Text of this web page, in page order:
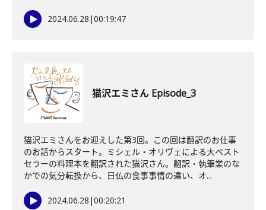
2024.06.28 |00:19:47
猫沢エミさん Episode_3
猫沢エミさんをお迎えした第3回。この回は翻訳のお仕事
のお話からスタート。ミシェル・オリヴェによる大ベスト
セラーの料理本を翻訳された猫沢さん。翻訳・執筆業のな
かでの気分転換から、日仏の食事事情の違い、オ...
2024.06.28 |00:20:21